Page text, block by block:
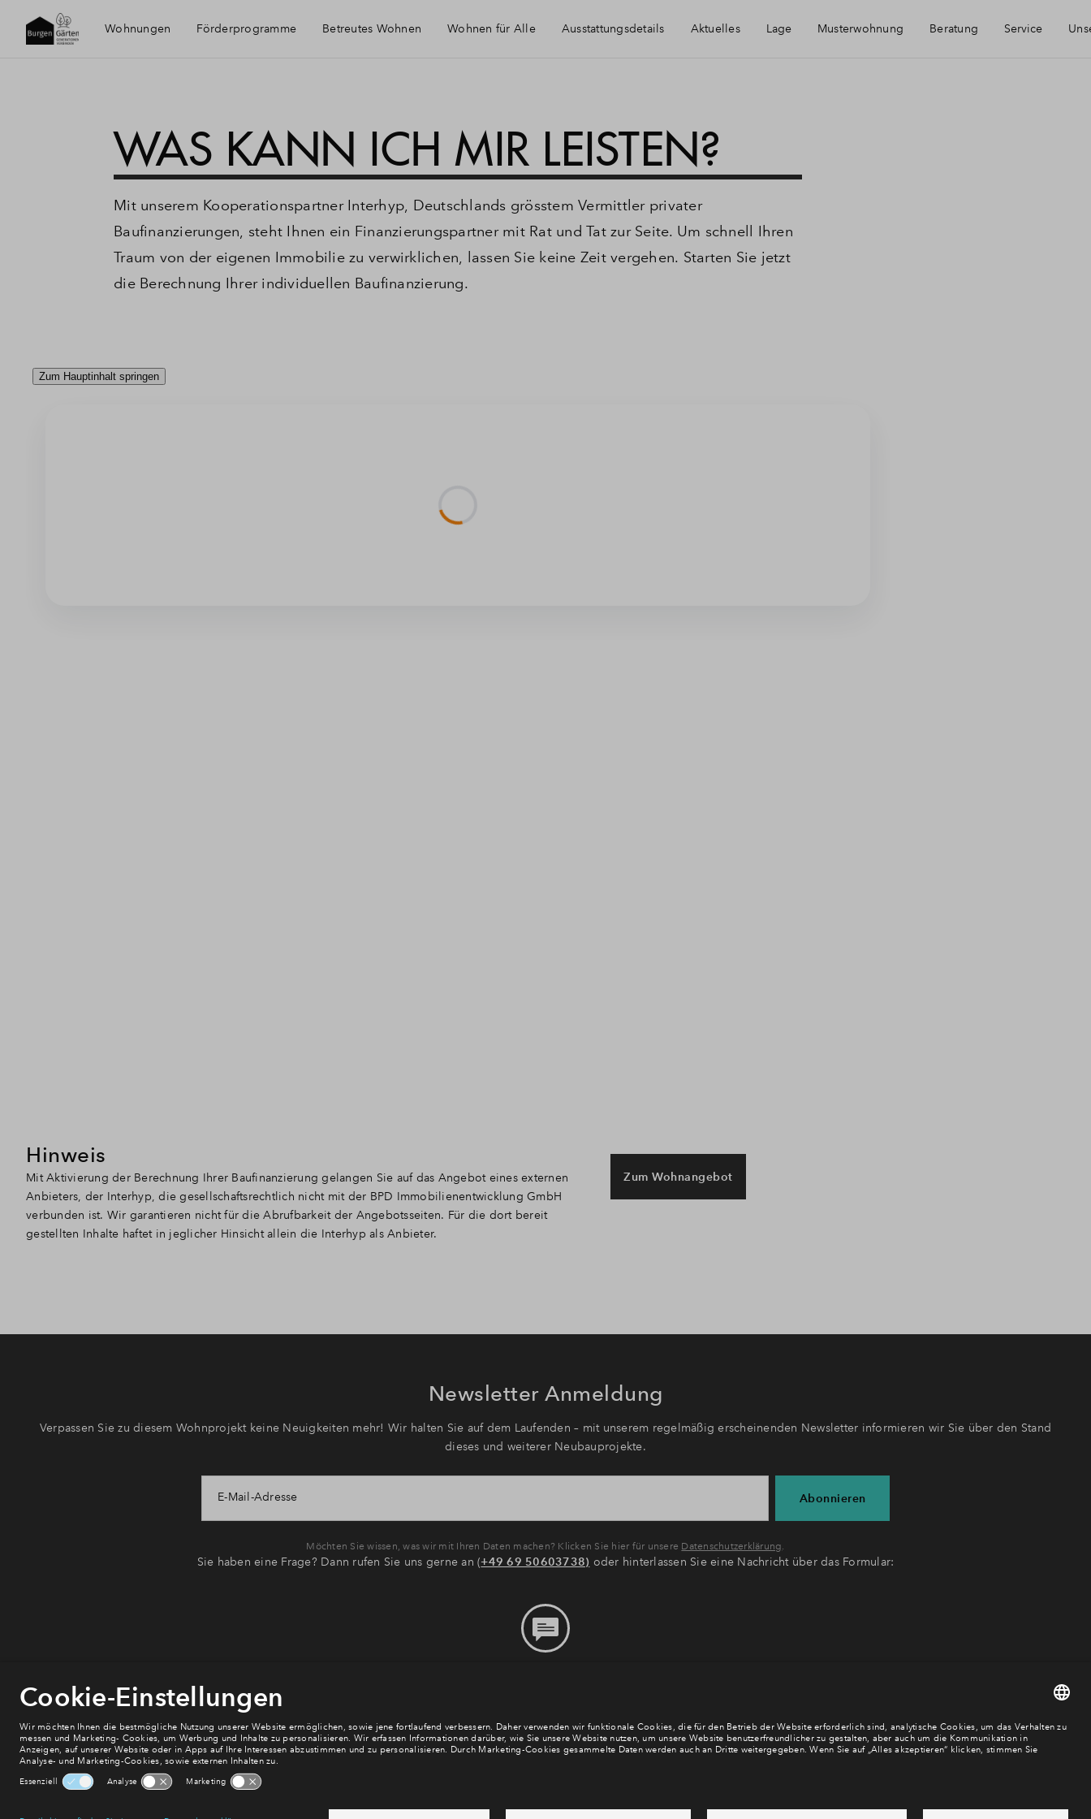
Wohnungen Förderprogramme Betreutes Wohnen Wohnen für Alle Ausstattungsdetails Aktuelles Lage
Weinheim
Musterwohnung Beratung Service
WAS KANN ICH MIR LEISTEN?
Mit unserem Kooperationspartner Interhyp, Deutschlands grösstem Vermittler privater
Baufinanzierungen, steht Ihnen ein Finanzierungspartner mit Rat und Tat zur Seite. Um schnell Ihren
Traum von der eigenen Immobilie zu verwirklichen, lassen Sie keine Zeit vergehen. Starten Sie jetzt
die Berechnung Ihrer individuellen Baufinanzierung.
Hinweis
Mit Aktivierung der Berechnung Ihrer Baufinanzierung gelangen Sie auf das Angebot eines externen
Anbieters, der Interhyp, die gesellschaftsrechtlich nicht mit der BPD Immobilienentwicklung GmbH
verbunden ist. Wir garantieren nicht für die Abrufbarkeit der Angebotsseiten. Für die dort bereit
gestellten Inhalte haftet in jeglicher Hinsicht allein die Interhyp als Anbieter.
Zum Wohnangebot
Newsletter Anmeldung
Verpassen Sie zu diesem Wohnprojekt keine Neuigkeiten mehr! Wir halten Sie auf dem Laufenden – mit unserem regelmäßig erscheinenden Newsletter informieren wir Sie über den Stand
dieses und weiterer Neubauprojekte.
E-Mail-Adresse Abonnieren
Möchten Sie wissen, was wir mit Ihren Daten machen? Klicken Sie hier für unsere Datenschutzerklärung.
Sie haben eine Frage? Dann rufen Sie uns gerne an (+49 69 50603738) oder hinterlassen Sie eine Nachricht über das Formular: